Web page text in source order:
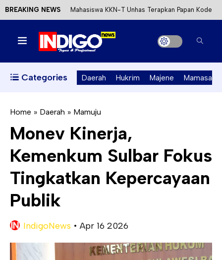
BREAKING NEWS Mahasiswa KKN-T Unhas Terapkan Papan Kode
Etik Wisata di Pantai Lawere Desa Lotang Salo
Satu DPO Pengeroyokan SPBU Tapalang
Ditangkap, Satu Lagi Kabur ke Kalimantan
Perizinan Air Tanah melalui Aplikasi SAPO
Kecewa Kapolresta Absen, APPK Mamuju
Soroti Kejanggalan Kasus Tambang Emas Ilegal
Categories Daerah Hukrim Majene Mamasa
Home » Daerah » Mamuju
Monev Kinerja,
Kemenkum Sulbar Fokus
Tingkatkan Kepercayaan
Publik
IndigoNews • Apr 16 2026